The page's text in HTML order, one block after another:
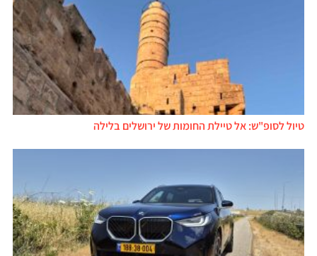
טיול לסופ"ש: אל טיילת החומות של ירושלים בלילה